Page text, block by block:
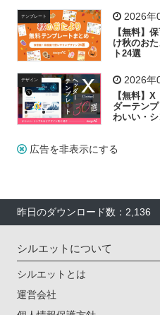
テンプレート 2026年
【無料】
け秋のお
ト24選
デザイン 2026年
【無料】
ダーテン
わいい・
広告を非表示にする
昨日のダウンロード数：2,136
シルエットについて
シルエットとは
運営会社